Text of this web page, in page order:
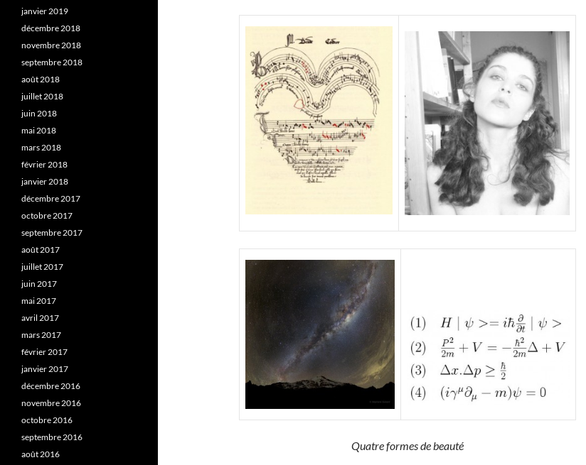
Quatre formes de beauté
janvier 2019
décembre 2018
novembre 2018
septembre 2018
août 2018
juillet 2018
juin 2018
mai 2018
mars 2018
février 2018
janvier 2018
décembre 2017
octobre 2017
septembre 2017
août 2017
juillet 2017
juin 2017
mai 2017
avril 2017
mars 2017
février 2017
janvier 2017
décembre 2016
novembre 2016
octobre 2016
septembre 2016
août 2016